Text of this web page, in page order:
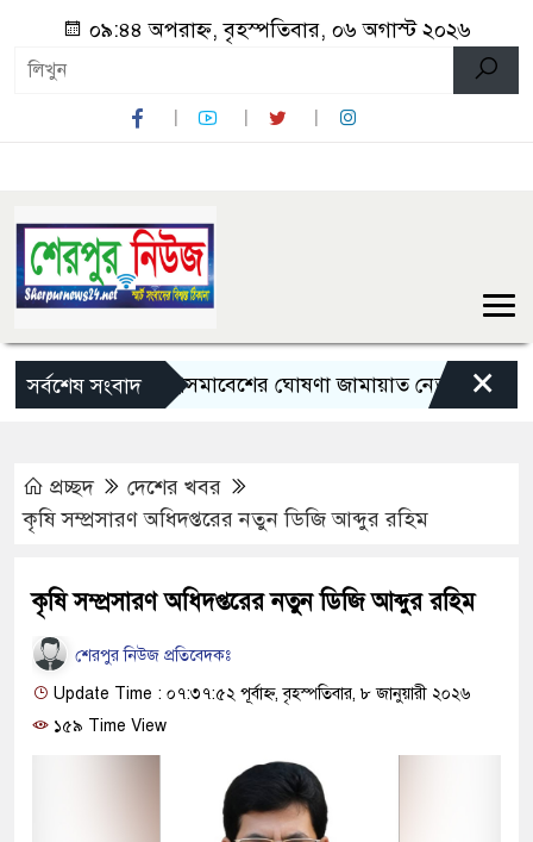
০৯:৪৪ অপরাহ্ন, বৃহস্পতিবার, ০৬ অগাস্ট ২০২৬
সর্বশেষ সংবাদ
লংমার্চ ও মহাসমাবেশের ঘোষণা জামায়াত নেতৃত্বাধীন ১১ দলের
×
প্রচ্ছদ
দেশের খবর
কৃষি সম্প্রসারণ অধিদপ্তরের নতুন ডিজি আব্দুর রহিম
কৃষি সম্প্রসারণ অধিদপ্তরের নতুন ডিজি আব্দুর রহিম
শেরপুর নিউজ প্রতিবেদকঃ
Update Time : ০৭:৩৭:৫২ পূর্বাহ্ন, বৃহস্পতিবার, ৮ জানুয়ারী ২০২৬
১৫৯ Time View